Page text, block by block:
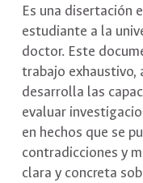
Es una disertación
estudiante a la
doctor. Este
trabajo exhaustivo,
desarrolla las
evaluar
en hechos que se
contradicciones y
clara y concreta